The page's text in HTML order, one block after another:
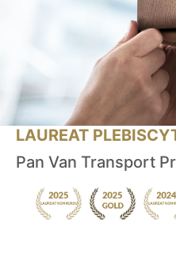
LAUREAT
Pan Van Transport